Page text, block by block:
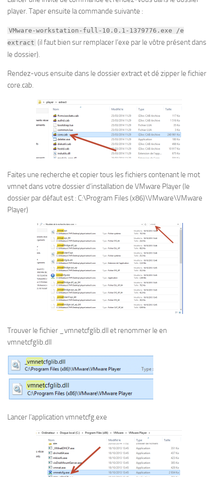
player. Taper ensuite la commande suivante :
VMware-workstation-full-10.0.1-1379776.exe /e
extract (il faut bien sur remplacer l’exe par le vôtre présent dans
le dossier).
Rendez-vous ensuite dans le dossier extract et dé zipper le fichier
core.cab.
Faites une recherche et copier tous les fichiers contenant le mot
vmnet dans votre dossier d’installation de VMware Player (le
dossier par défaut est : C:\Program Files (x86)\VMware\VMware
Player)
Trouver le fichier _vmnetcfglib.dll et renommer le en
vmnetcfglib.dll
Lancer l’application vmnetcfg.exe